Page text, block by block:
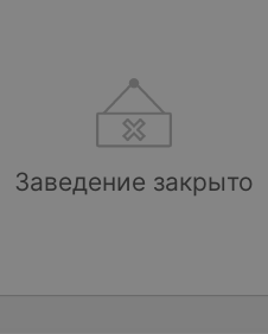
Заведение закрыто